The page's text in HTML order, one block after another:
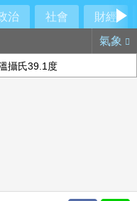
治 社會
財經
氣象
攝氏39.1度